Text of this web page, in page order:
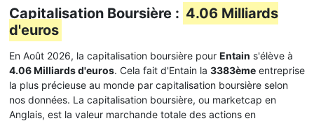
Capitalisation Boursière : 4.06 Milliards
d'euros
En Août 2026, la capitalisation boursière pour Entain s'élève à
4.06 Milliards d'euros. Cela fait d'Entain la 3383ème entreprise
la plus précieuse au monde par capitalisation boursière selon
nos données. La capitalisation boursière, ou marketcap en
Anglais, est la valeur marchande totale des actions en